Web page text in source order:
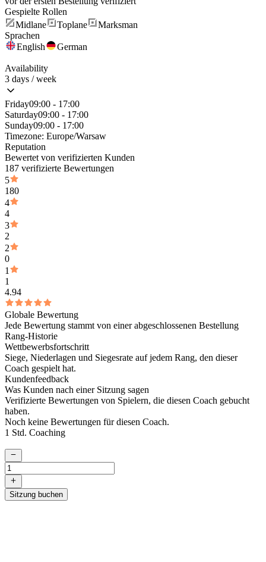
Gespielte Rollen
Midlane
Toplane
Marksman
Sprachen
English
German
Availability
3 days / week
Friday09:00 - 17:00
Saturday09:00 - 17:00
Sunday09:00 - 17:00
Timezone: Europe/Warsaw
Reputation
Bewertet von verifizierten Kunden
187 verifizierte Bewertungen
5
180
4
4
3
2
2
0
1
1
4.94
Globale Bewertung
Jede Bewertung stammt von einer abgeschlossenen Bestellung
Rang-Historie
Wettbewerbsfortschritt
Siege, Niederlagen und Siegesrate auf jedem Rang, den dieser
Coach gespielt hat.
Kundenfeedback
Was Kunden nach einer Sitzung sagen
Verifizierte Bewertungen von Spielern, die diesen Coach gebucht
haben.
Noch keine Bewertungen für diesen Coach.
1 Std. Coaching
Sitzung buchen